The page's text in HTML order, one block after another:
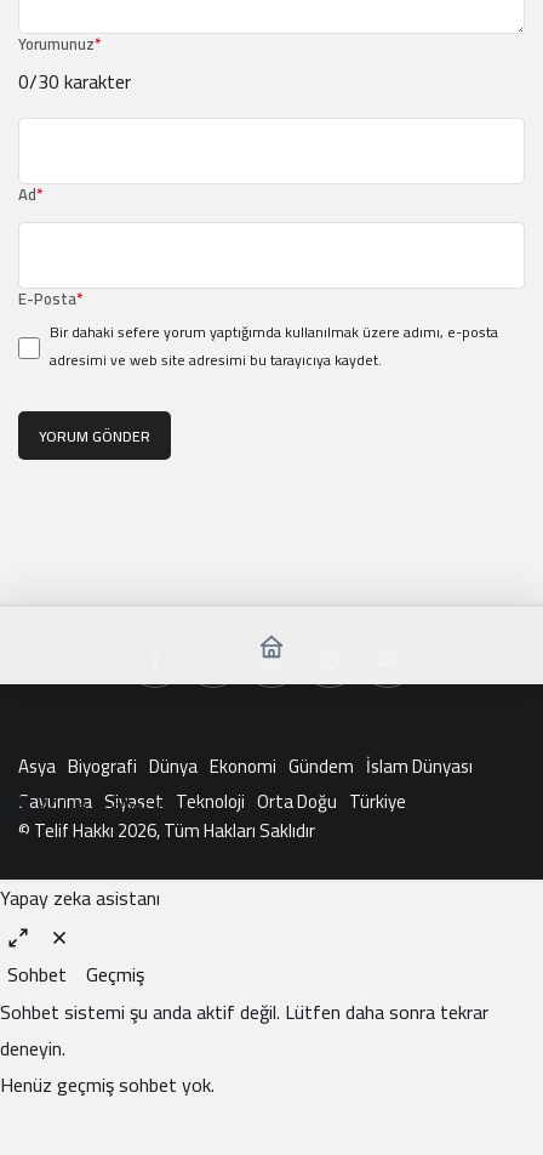
Yorumunuz*
0/30 karakter
Ad*
E-Posta*
Bir dahaki sefere yorum yaptığımda kullanılmak üzere adımı, e-posta
adresimi ve web site adresimi bu tarayıcıya kaydet.
YORUM GÖNDER
Asya Biyografi Dünya Ekonomi Gündem İslam Dünyası
Savunma Siyaset Teknoloji Orta Doğu Türkiye
© Telif Hakkı 2026, Tüm Hakları Saklıdır
KAI ile Sohbet Et
Yapay zeka asistanı
Sohbet Geçmiş
Sohbet sistemi şu anda aktif değil. Lütfen daha sonra tekrar
deneyin.
Henüz geçmiş sohbet yok.